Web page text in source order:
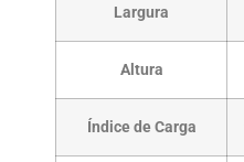
Largura
Altura
Índice de Carga